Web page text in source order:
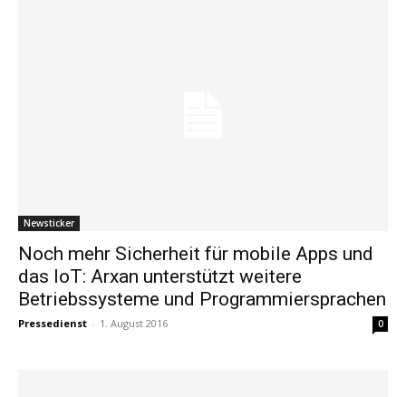
Newsticker
Noch mehr Sicherheit für mobile Apps und
das IoT: Arxan unterstützt weitere
Betriebssysteme und Programmiersprachen
Pressedienst - 1. August 2016 0